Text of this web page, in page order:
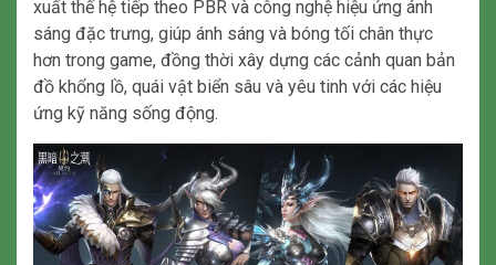
xuất thế hệ tiếp theo PBR và công nghệ hiệu ứng ánh
sáng đặc trưng, ​​giúp ánh sáng và bóng tối chân thực
hơn trong game, đồng thời xây dựng các cảnh quan bản
đồ khổng lồ, quái vật biển sâu và yêu tinh với các hiệu
ứng kỹ năng sống động.